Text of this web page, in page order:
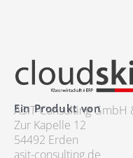
Ein Produkt von
ASIT-Consulting GmbH
Zur Kapelle 12
54492 Erden
asit-consulting.de